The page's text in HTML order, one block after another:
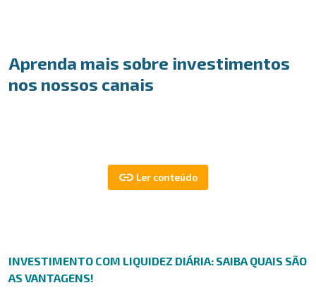
Aprenda mais sobre investimentos
nos nossos canais
INVESTIMENTO COM LIQUIDEZ DIÁRIA: SAIBA QUAIS SÃO
AS VANTAGENS!